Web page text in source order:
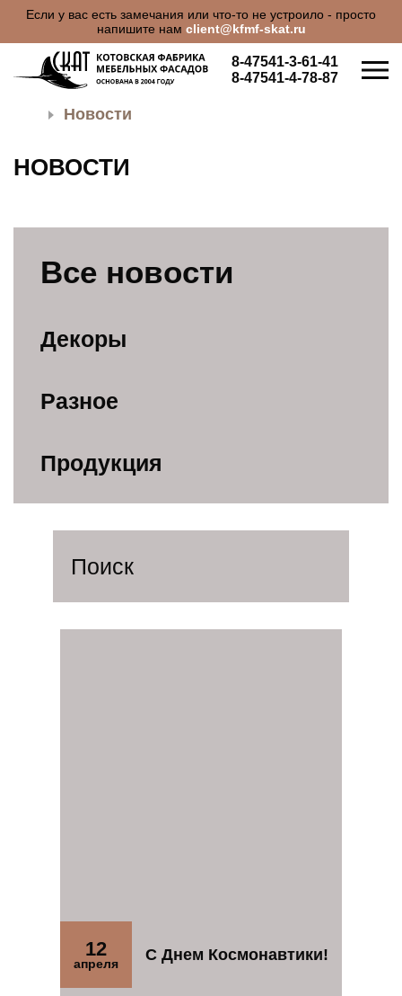
Если у вас есть замечания или что-то не устроило - просто
напишите нам client@kfmf-skat.ru
8-47541-3-61-41
8-47541-4-78-87
О КОМПАНИИ
ДЕКОРЫ
КЛИЕНТАМ
Новости
НОВОСТИ
Все новости
Декоры
Разное
Продукция
12
апреля С Днем Космонавтики!